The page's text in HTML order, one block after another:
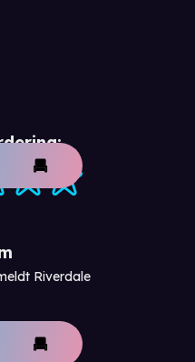
Riverdale